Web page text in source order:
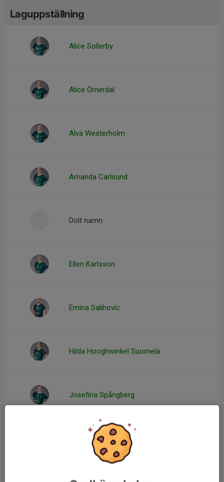
Laguppställning
Alice Sollerby
Alice Örnerdal
Alva Westerholm
Amanda Carlsund
Dolt namn
Ellen Karlsson
Emina Salihovic
Hilda Hooghwinkel Suomela
Josefina Spångberg
Klara Malmsten